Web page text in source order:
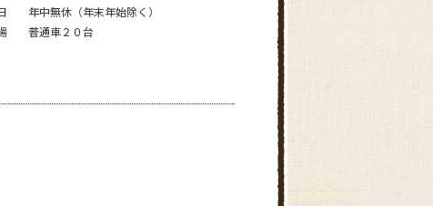
年中無休（年末年始除く）
普通車２０台